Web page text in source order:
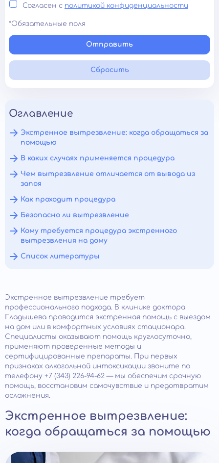
Согласен с политикой конфиденциальности
*Обязательные поля
Отправить
Сбросить
Оглавление
Экстренное вытрезвление: когда обращаться за
помощью
В каких случаях применяется процедура
Чем вытрезвление отличается от вывода из
запоя
Как проходит процедура
Безопасно ли вытрезвление
Кому требуется процедура экстренного
вытрезвления на дому
Список литературы
Экстренное вытрезвление требует
профессионального подхода. В клинике доктора
Гладышева проводится экстренная помощь с выездом
на дом или в комфортных условиях стационара.
Специалисты оказывают помощь круглосуточно,
применяют проверенные методы и
сертифицированные препараты. При первых
признаках алкогольной интоксикации звоните по
телефону +7 (343) 226-94-62 — мы обеспечим срочную
помощь, восстановим самочувствие и предотвратим
осложнения.
Экстренное вытрезвление:
когда обращаться за помощью